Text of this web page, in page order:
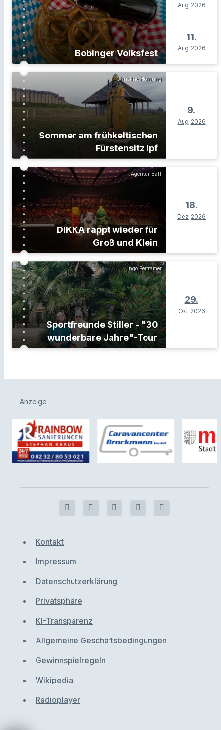
Bobinger Volksfest
Aug 2026
11.
Aug 2026
Christine Hornung
Sommer am frühkeltischen
Fürstensitz Ipf
9.
Aug 2026
Agentur Baff
DIKKA rappt wieder für
Groß und Klein
18.
Dez 2026
Ingo Pertramer
Sportfreunde Stiller - "30
wunderbare Jahre"-Tour
29.
Okt 2026
Anzeige
Kontakt
Impressum
Datenschutzerklärung
Privatsphäre
KI-Transparenz
Allgemeine Geschäftsbedingungen
Gewinnspielregeln
Wikipedia
Radioplayer